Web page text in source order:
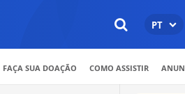
PT
FAÇA SUA DOAÇÃO COMO ASSISTIR